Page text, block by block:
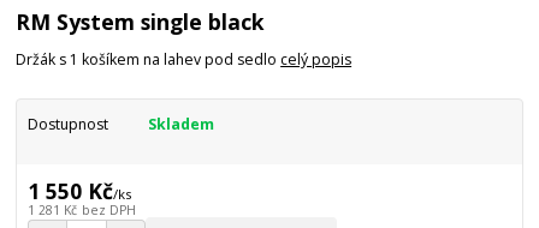
RM System single black
Držák s 1 košíkem na lahev pod sedlo celý popis
Dostupnost Skladem
1 550 Kč/ks
1 281 Kč bez DPH